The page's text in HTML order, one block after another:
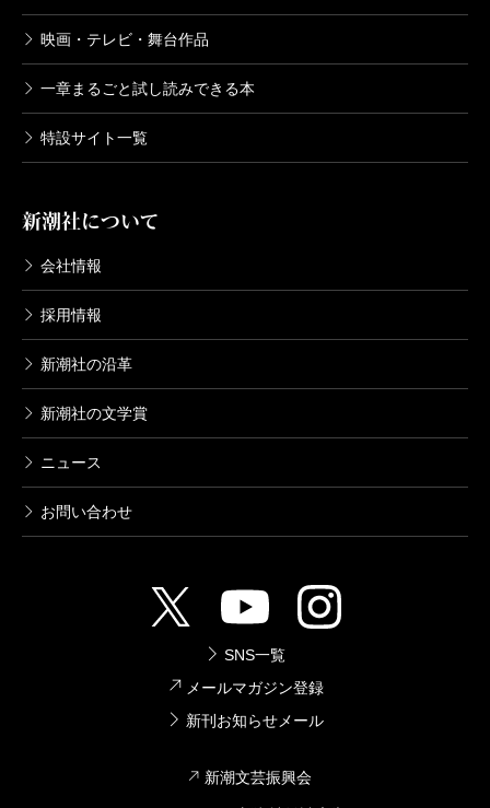
波 2022年5月号より
映画・テレビ・舞台作品
一章まるごと試し読みできる本
特設サイト一覧
新潮社について
会社情報
採用情報
新潮社の沿革
新潮社の文学賞
ニュース
お問い合わせ
SNS一覧
メールマガジン登録
新刊お知らせメール
新潮文芸振興会